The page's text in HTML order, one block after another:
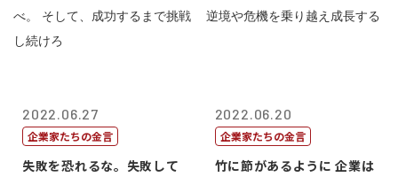
2022.06.27
企業家たちの金言
失敗を恐れるな。失敗して
2022.06.20
企業家たちの金言
竹に節があるように 企業は